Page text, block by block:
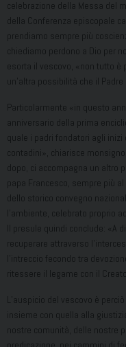
celebrazione della Messa del
della Conferenza episcopale
prendiamo sempre più
chiediamo perdono a Dio per
esorta il vescovo, «non tutto è
un’altra possibilità che il Padre
Particolarmente «in questo
anniversario della prima
quale i padri fondatori agli
contadini», chiarisce
dopo, ci accompagna un altro
papa Francesco, sempre più
dello storico convegno
l’ambiente, celebrato proprio
Il presule quindi conclude: «A
recuperare attraverso
l’intreccio fecondo tra
ritessere il legame con il
L’auspicio del vescovo è
insieme con quella alla
nostre comunità, delle nostre